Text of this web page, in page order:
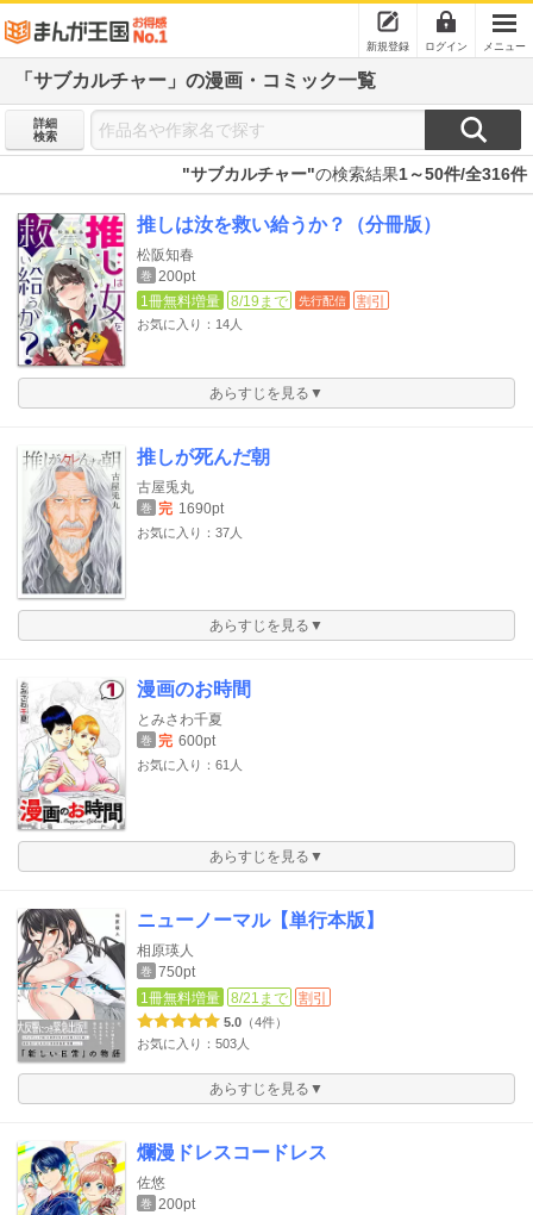
新規登録 ログイン メニュー
「サブカルチャー」の漫画・コミック一覧
詳細
検索
"サブカルチャー"の検索結果1～50件/全316件
推しは汝を救い給うか？（分冊版）
松阪知春
巻 200pt
1冊無料増量
8/19まで 先行配信 割引
お気に入り：14人
あらすじを見る▼
推しが死んだ朝
古屋兎丸
巻 完 1690pt
お気に入り：37人
あらすじを見る▼
漫画のお時間
とみさわ千夏
巻 完 600pt
お気に入り：61人
あらすじを見る▼
ニューノーマル【単行本版】
相原瑛人
巻 750pt
1冊無料増量
8/21まで 割引
5.0 （4件）
お気に入り：503人
あらすじを見る▼
爛漫ドレスコードレス
佐悠
巻 200pt